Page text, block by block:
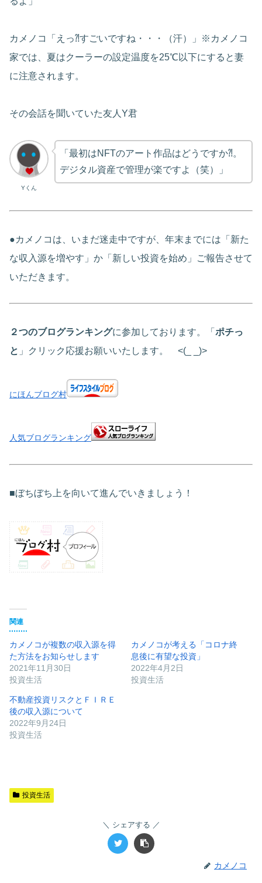
カメノコ「えっ⁈すごいですね・・・（汗）」※カメノコ
家では、夏はクーラーの設定温度を25℃以下にすると妻
に注意されます。
その会話を聞いていた友人Y君
Yくん
「最初はNFTのアート作品はどうですか⁈。
デジタル資産で管理が楽ですよ（笑）」
●カメノコは、いまだ迷走中ですが、年末までには「新た
な収入源を増やす」か「新しい投資を始め」ご報告させて
いただきます。
２つのブログランキングに参加しております。「 ポチっ
と 」クリック応援お願いいたします。 <(_ _)>
にほんブログ村
人気ブログランキング
■ぼちぼち上を向いて進んでいきましょう！
関連
カメノコが複数の収入源を得
た方法をお知らせします
2021年11月30日
投資生活
カメノコが考える「コロナ終
息後に有望な投資」
2022年4月2日
投資生活
不動産投資リスクとＦＩＲＥ
後の収入源について
2022年9月24日
投資生活
投資生活
シェアする
カメノコ